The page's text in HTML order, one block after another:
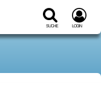
Suche Login